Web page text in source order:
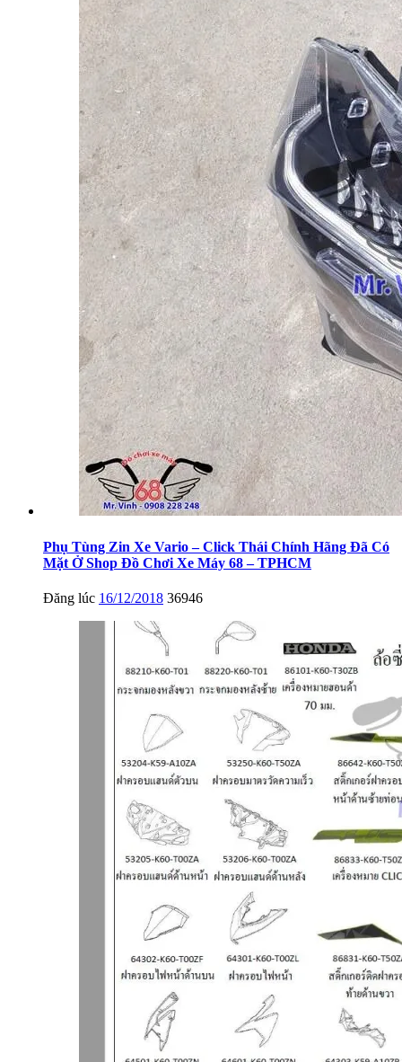
Phụ Tùng Zin Xe Vario – Click Thái Chính Hãng Đã Có
Mặt Ở Shop Đồ Chơi Xe Máy 68 – TPHCM
Đăng lúc 16/12/2018 36946